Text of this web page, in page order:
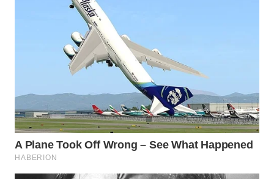
KEPULAUAN
TANGERANG
WN
BINJAI
WN
CIREBON